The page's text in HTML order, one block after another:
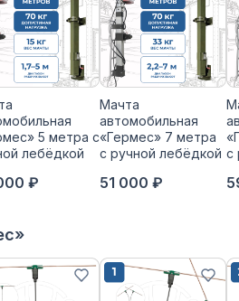
5 метра с
лебёдкой
₽
Мачта
автомобильная
«Гермес» 7 метра
с ручной лебёдкой
51 000 ₽
с